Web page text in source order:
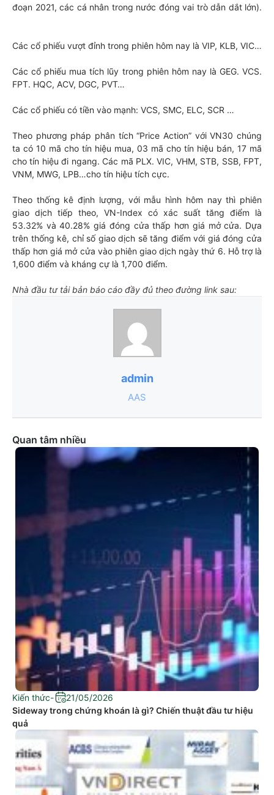
đoạn 2021, các cá nhân trong nước đóng vai trò dẫn dắt lớn).
Các cổ phiếu vượt đỉnh trong phiên hôm nay là VIP, KLB, VIC…
Các cổ phiếu mua tích lũy trong phiên hôm nay là GEG. VCS.
FPT. HQC, ACV, DGC, PVT…
Các cổ phiếu có tiền vào mạnh: VCS, SMC, ELC, SCR …
Theo phương pháp phân tích “Price Action” với VN30 chúng
ta có 10 mã cho tín hiệu mua, 03 mã cho tín hiệu bán, 17 mã
cho tín hiệu đi ngang. Các mã PLX. VIC, VHM, STB, SSB, FPT,
VNM, MWG, LPB…cho tín hiệu tích cực.
Theo thống kê định lượng, với mẫu hình hôm nay thì phiên
giao dịch tiếp theo, VN-Index có xác suất tăng điểm là
53.32% và 40.28% giá đóng cửa thấp hơn giá mở cửa. Dựa
trên thống kê, chỉ số giao dịch sẽ tăng điểm với giá đóng cửa
thấp hơn giá mở cửa vào phiên giao dịch ngày thứ 6. Hỗ trợ là
1,600 điểm và kháng cự là 1,700 điểm.
Nhà đầu tư tải bản báo cáo đầy đủ theo đường link sau:
admin
AAS
Quan tâm nhiều
Kiến thức-
21/05/2026
Sideway trong chứng khoán là gì? Chiến thuật đầu tư hiệu
quả